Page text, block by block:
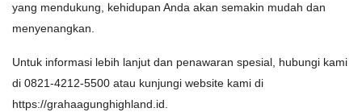
yang mendukung, kehidupan Anda akan semakin mudah dan
menyenangkan.
Untuk informasi lebih lanjut dan penawaran spesial, hubungi kami
di 0821-4212-5500 atau kunjungi website kami di
https://grahaagunghighland.id.